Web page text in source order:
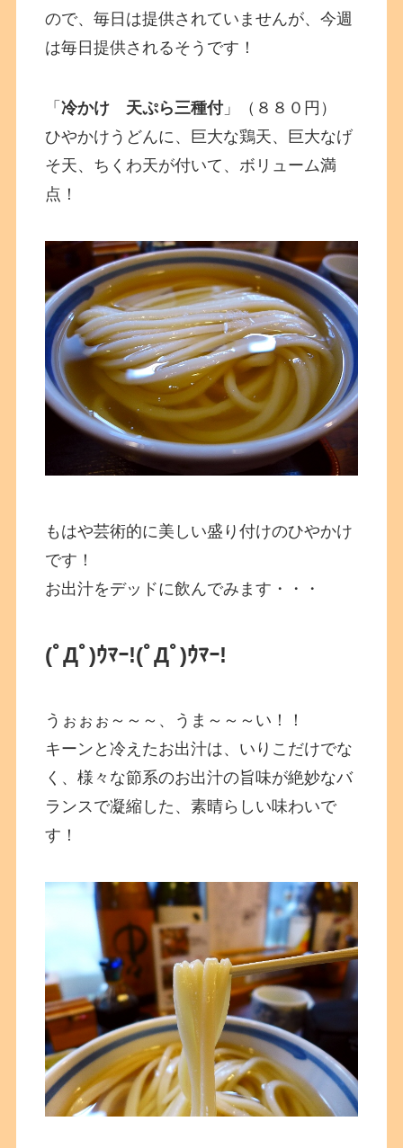
ので、毎日は提供されていませんが、今週
は毎日提供されるそうです！
「冷かけ 天ぷら三種付」（８８０円）
ひやかけうどんに、巨大な鶏天、巨大なげ
そ天、ちくわ天が付いて、ボリューム満
点！
もはや芸術的に美しい盛り付けのひやかけ
です！
お出汁をデッドに飲んでみます・・・
(ﾟДﾟ)ｳﾏｰ!(ﾟДﾟ)ｳﾏｰ!
うぉぉぉ～～～、うま～～～い！！
キーンと冷えたお出汁は、いりこだけでな
く、様々な節系のお出汁の旨味が絶妙なバ
ランスで凝縮した、素晴らしい味わいで
す！